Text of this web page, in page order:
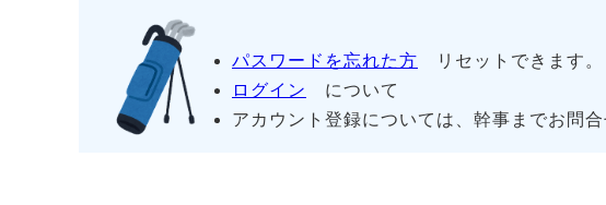
パスワードを忘れた方 リセットできます。
ログイン
について
アカウント登録については、幹事までお問合